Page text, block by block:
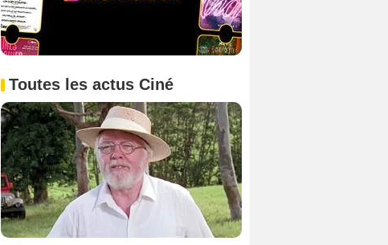
Toutes les actus Ciné